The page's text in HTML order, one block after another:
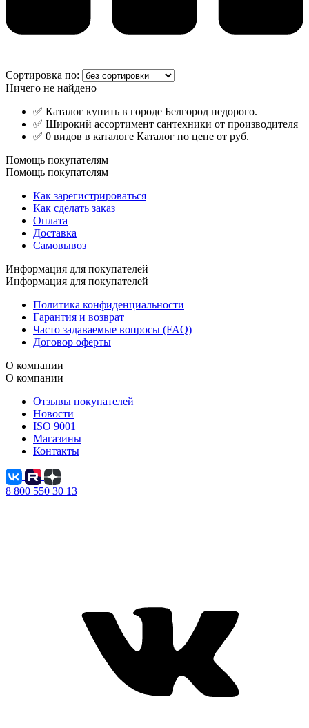
Сортировка по:
Ничего не найдено
✅ Каталог купить в городе Белгород недорого.
✅ Широкий ассортимент сантехники от производителя
✅ 0 видов в каталоге Каталог по цене от руб.
Помощь покупателям
Помощь покупателям
Как зарегистрироваться
Как сделать заказ
Оплата
Доставка
Самовывоз
Информация для покупателей
Информация для покупателей
Политика конфиденциальности
Гарантия и возврат
Часто задаваемые вопросы (FAQ)
Договор оферты
О компании
О компании
Отзывы покупателей
Новости
ISO 9001
Магазины
Контакты
8 800 550 30 13